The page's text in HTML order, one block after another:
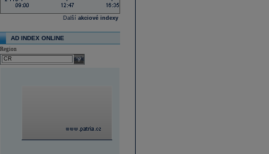
Další akciové indexy
AD INDEX ONLINE
Region
select